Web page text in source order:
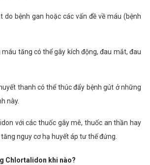
do bệnh gan hoặc các vấn đề về máu (bệnh
tăng có thể gây kích động, đau mắt, đau
thanh có thể thúc đẩy bệnh gút ở những
này.
với các thuốc gây mê, thuốc an thần hay
nguy cơ hạ huyết áp tư thế đứng.
Chlortalidon khi nào?